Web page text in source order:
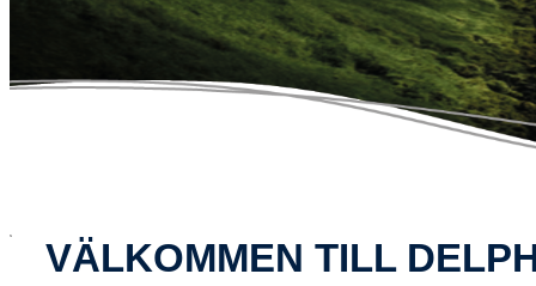
x
VÄLKOMMEN TILL